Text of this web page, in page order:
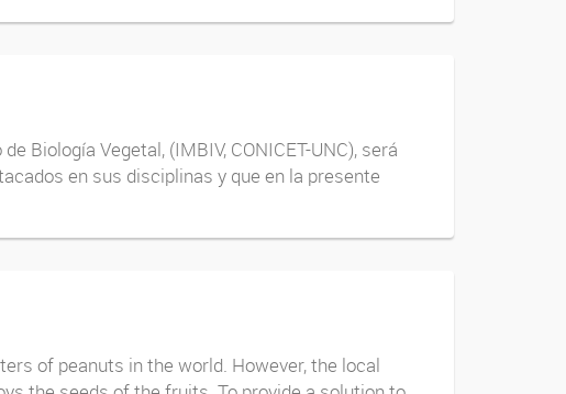
Biología Vegetal, (IMBIV, CONICET-UNC), será
en sus disciplinas y que en la presente
of peanuts in the world. However, the local